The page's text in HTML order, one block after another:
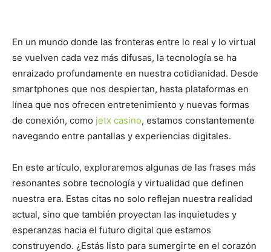
En un mundo donde las fronteras entre lo real y lo virtual
se vuelven cada vez más difusas, la tecnología se ha
enraizado profundamente en nuestra cotidianidad. Desde
smartphones que nos despiertan, hasta plataformas en
línea que nos ofrecen entretenimiento y nuevas formas
de conexión, como jetx casino, estamos constantemente
navegando entre pantallas y experiencias digitales.
En este artículo, exploraremos algunas de las frases más
resonantes sobre tecnología y virtualidad que definen
nuestra era. Estas citas no solo reflejan nuestra realidad
actual, sino que también proyectan las inquietudes y
esperanzas hacia el futuro digital que estamos
construyendo. ¿Estás listo para sumergirte en el corazón